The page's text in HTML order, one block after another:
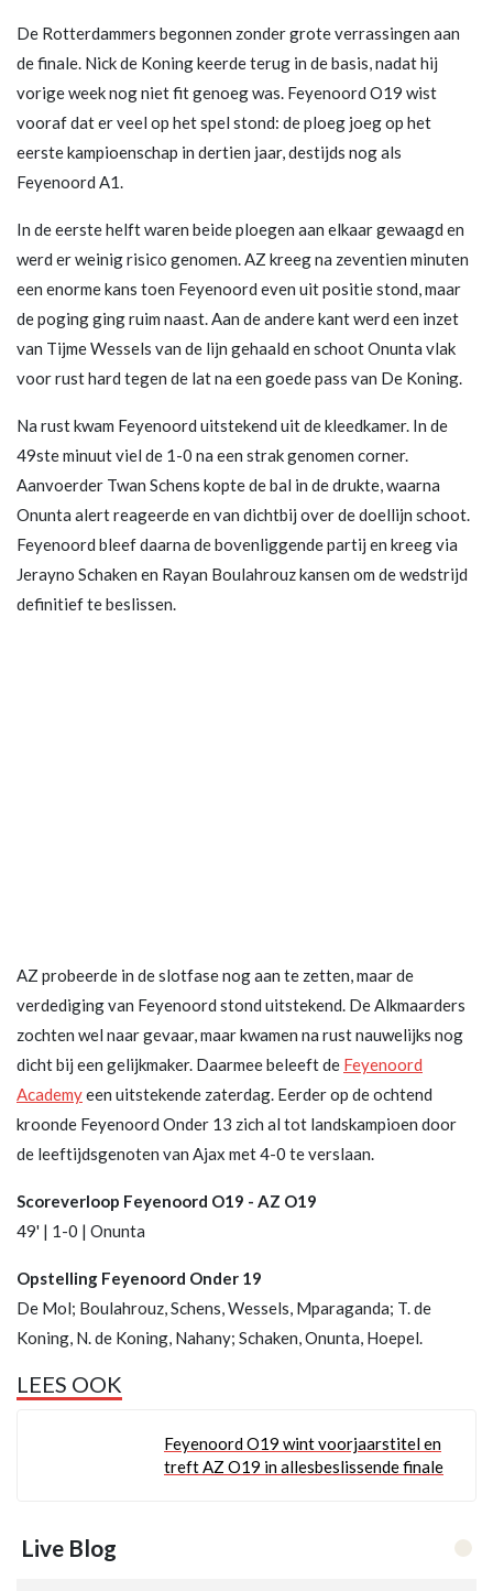
De Rotterdammers begonnen zonder grote verrassingen aan
de finale. Nick de Koning keerde terug in de basis, nadat hij
vorige week nog niet fit genoeg was. Feyenoord O19 wist
vooraf dat er veel op het spel stond: de ploeg joeg op het
eerste kampioenschap in dertien jaar, destijds nog als
Feyenoord A1.
In de eerste helft waren beide ploegen aan elkaar gewaagd en
werd er weinig risico genomen. AZ kreeg na zeventien minuten
een enorme kans toen Feyenoord even uit positie stond, maar
de poging ging ruim naast. Aan de andere kant werd een inzet
van Tijme Wessels van de lijn gehaald en schoot Onunta vlak
voor rust hard tegen de lat na een goede pass van De Koning.
Na rust kwam Feyenoord uitstekend uit de kleedkamer. In de
49ste minuut viel de 1-0 na een strak genomen corner.
Aanvoerder Twan Schens kopte de bal in de drukte, waarna
Onunta alert reageerde en van dichtbij over de doellijn schoot.
Feyenoord bleef daarna de bovenliggende partij en kreeg via
Jerayno Schaken en Rayan Boulahrouz kansen om de wedstrijd
definitief te beslissen.
AZ probeerde in de slotfase nog aan te zetten, maar de
verdediging van Feyenoord stond uitstekend. De Alkmaarders
zochten wel naar gevaar, maar kwamen na rust nauwelijks nog
dicht bij een gelijkmaker. Daarmee beleeft de Feyenoord
Academyeen uitstekende zaterdag. Eerder op de ochtend
kroonde Feyenoord Onder 13 zich al tot landskampioen door
de leeftijdsgenoten van Ajax met 4-0 te verslaan.
Scoreverloop Feyenoord O19 - AZ O19
49' | 1-0 | Onunta
Opstelling Feyenoord Onder 19
De Mol; Boulahrouz, Schens, Wessels, Mparaganda; T. de
Koning, N. de Koning, Nahany; Schaken, Onunta, Hoepel.
LEES OOK
Feyenoord O19 wint voorjaarstitel en
treft AZ O19 in allesbeslissende finale
Live Blog